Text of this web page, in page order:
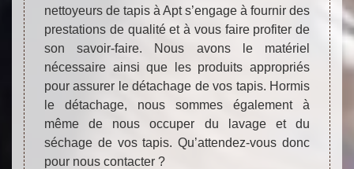
nettoyeurs de tapis à Apt s’engage à fournir des
prestations de qualité et à vous faire profiter de
son savoir-faire. Nous avons le matériel
nécessaire ainsi que les produits appropriés
pour assurer le détachage de vos tapis. Hormis
le détachage, nous sommes également à
même de nous occuper du lavage et du
séchage de vos tapis. Qu’attendez-vous donc
pour nous contacter ?